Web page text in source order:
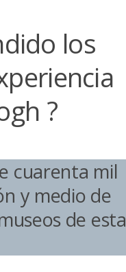
los
?
cuarenta mil
y medio de
de esta